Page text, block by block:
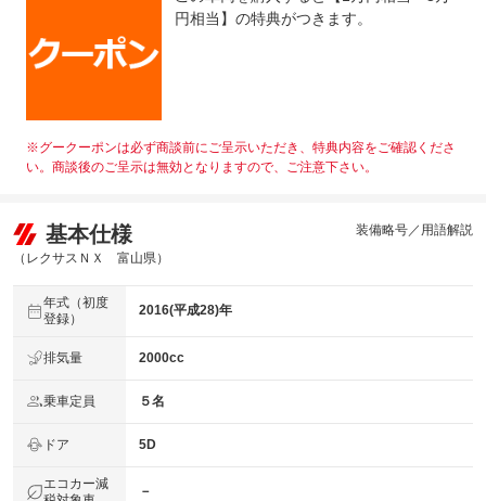
円相当】の特典がつきます。
※グークーポンは必ず商談前にご呈示いただき、特典内容をご確認くださ
い。商談後のご呈示は無効となりますので、ご注意下さい。
基本仕様
（レクサスＮＸ 富山県）
装備略号／用語解説
年式（初度
登録）
2016(平成28)年
排気量 2000cc
乗車定員 ５名
ドア 5D
エコカー減
－